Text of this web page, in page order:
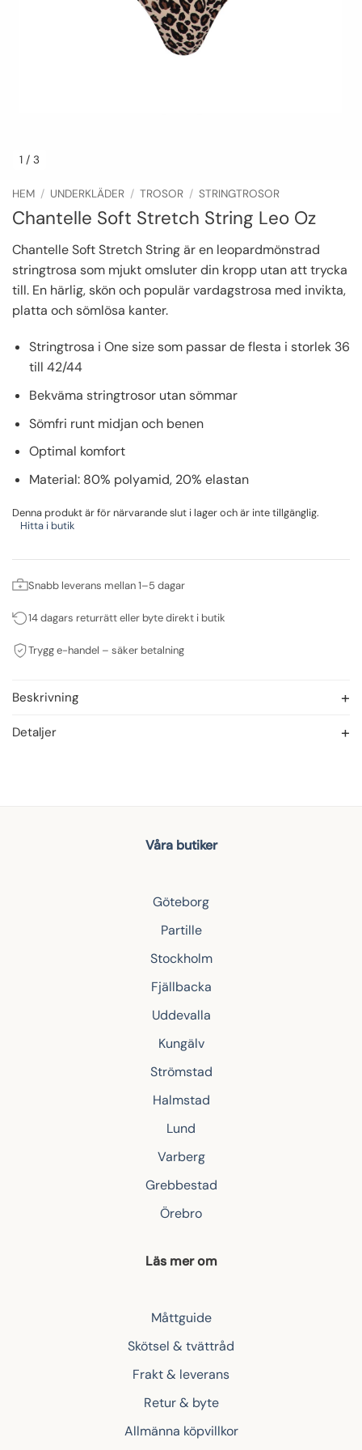
1 / 3
HEM / UNDERKLÄDER / TROSOR / STRINGTROSOR
Chantelle Soft Stretch String Leo Oz
Chantelle Soft Stretch String är en leopardmönstrad
stringtrosa som mjukt omsluter din kropp utan att trycka
till. En härlig, skön och populär vardagstrosa med invikta,
platta och sömlösa kanter.
Stringtrosa i One size som passar de flesta i storlek 36
till 42/44
Bekväma stringtrosor utan sömmar
Sömfri runt midjan och benen
Optimal komfort
Material: 80% polyamid, 20% elastan
Denna produkt är för närvarande slut i lager och är inte tillgänglig.
Hitta i butik
Snabb leverans mellan 1–5 dagar
14 dagars returrätt eller byte direkt i butik
Trygg e-handel – säker betalning
Beskrivning
Detaljer
Våra butiker
Göteborg
Partille
Stockholm
Fjällbacka
Uddevalla
Kungälv
Strömstad
Halmstad
Lund
Varberg
Grebbestad
Örebro
Läs mer om
Måttguide
Skötsel & tvättråd
Frakt & leverans
Retur & byte
Allmänna köpvillkor